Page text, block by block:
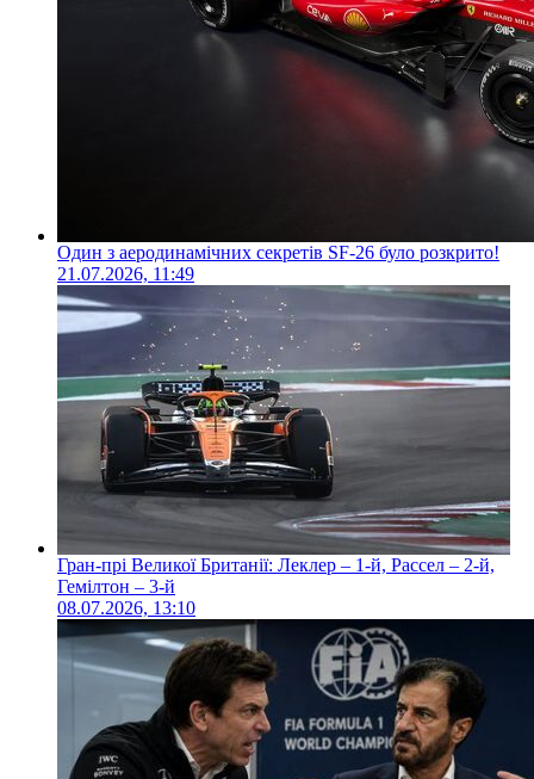
Один з аеродинамічних секретів SF-26 було розкрито!
21.07.2026, 11:49
Гран-прі Великої Британії: Леклер – 1-й, Рассел – 2-й,
Гемілтон – 3-й
08.07.2026, 13:10